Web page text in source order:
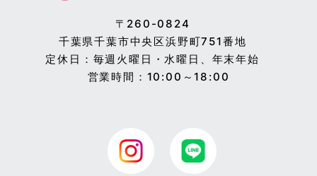
〒260-0824
千葉県千葉市中央区浜野町751番地
定休日：毎週火曜日・水曜日、年末年始
営業時間：10:00～18:00